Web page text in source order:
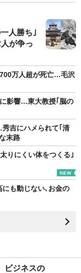
人勝ち｣
が争っ
万人超が死亡…毛沢
影響…東大教授｢脳の
吉にハメられて｢清
末路
りにくい体をつくる｣
も動じない､お金の
ビジネスの